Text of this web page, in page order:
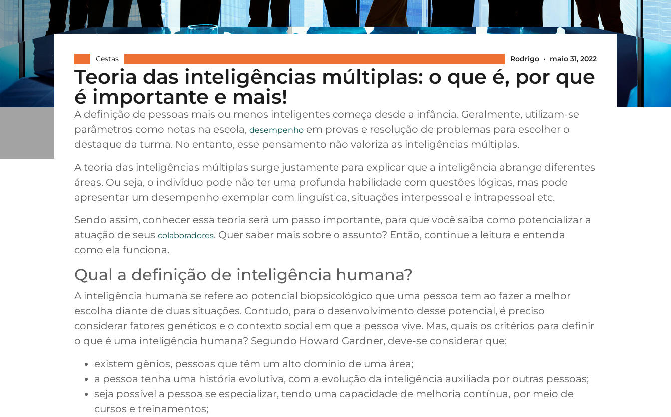
Cestas Rodrigo • maio 31, 2022
Teoria das inteligências múltiplas: o que é, por que
é importante e mais!
A definição de pessoas mais ou menos inteligentes começa desde a infância. Geralmente, utilizam-se
parâmetros como notas na escola,desempenho em provas e resolução de problemas para escolher o
destaque da turma. No entanto, esse pensamento não valoriza as inteligências múltiplas.
A teoria das inteligências múltiplas surge justamente para explicar que a inteligência abrange diferentes
áreas. Ou seja, o indivíduo pode não ter uma profunda habilidade com questões lógicas, mas pode
apresentar um desempenho exemplar com linguística, situações interpessoal e intrapessoal etc.
Sendo assim, conhecer essa teoria será um passo importante, para que você saiba como potencializar a
atuação de seuscolaboradores. Quer saber mais sobre o assunto? Então, continue a leitura e entenda
como ela funciona.
Qual a definição de inteligência humana?
A inteligência humana se refere ao potencial biopsicológico que uma pessoa tem ao fazer a melhor
escolha diante de duas situações. Contudo, para o desenvolvimento desse potencial, é preciso
considerar fatores genéticos e o contexto social em que a pessoa vive. Mas, quais os critérios para definir
o que é uma inteligência humana? Segundo Howard Gardner, deve-se considerar que:
existem gênios, pessoas que têm um alto domínio de uma área;
a pessoa tenha uma história evolutiva, com a evolução da inteligência auxiliada por outras pessoas;
seja possível a pessoa se especializar, tendo uma capacidade de melhoria contínua, por meio de
cursos e treinamentos;